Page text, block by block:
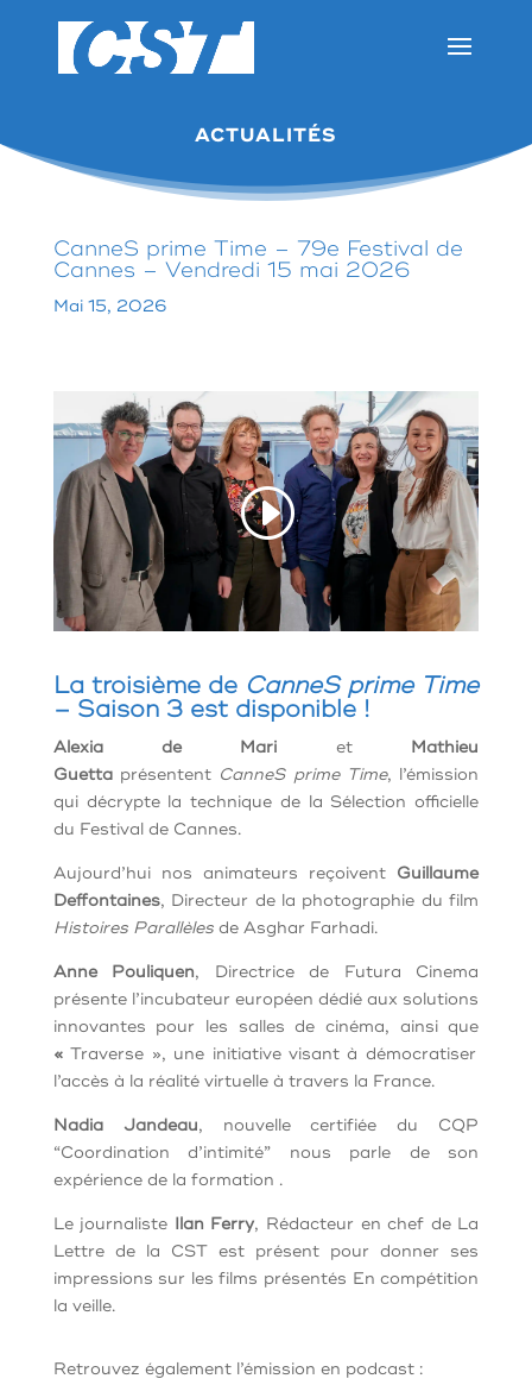
ACTUALITÉS
CanneS prime Time – 79e Festival de
Cannes – Vendredi 15 mai 2026
Mai 15, 2026
La troisième de CanneS prime Time
– Saison 3 est disponible !
Alexia de Mari et Mathieu
Guettaprésentent CanneS prime Time, l’émission
qui décrypte la technique de la Sélection officielle
du Festival de Cannes.
Aujourd’hui nos animateurs reçoivent Guillaume
Deffontaines, Directeur de la photographie du film
Histoires Parallèlesde Asghar Farhadi.
Anne Pouliquen, Directrice de Futura Cinema
présente l’incubateur européen dédié aux solutions
innovantes pour les salles de cinéma, ainsi que
«Traverse », une initiative visant à démocratiser
l’accès à la réalité virtuelle à travers la France.
Nadia Jandeau, nouvelle certifiée du CQP
“Coordination d’intimité” nous parle de son
expérience de la formation .
Le journaliste Ilan Ferry, Rédacteur en chef de La
Lettre de la CST est présent pour donner ses
impressions sur les films présentés En compétition
la veille.
Retrouvez également l’émission en podcast :